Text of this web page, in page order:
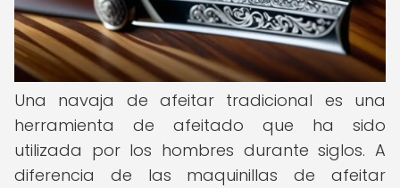
Una navaja de afeitar tradicional es una
herramienta de afeitado que ha sido
utilizada por los hombres durante siglos. A
diferencia de las maquinillas de afeitar